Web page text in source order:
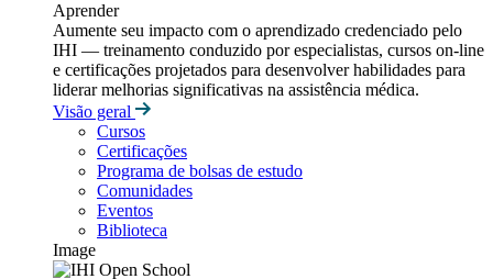
Aprender
Aumente seu impacto com o aprendizado credenciado pelo
IHI — treinamento conduzido por especialistas, cursos on-line
e certificações projetados para desenvolver habilidades para
liderar melhorias significativas na assistência médica.
Visão geral
Cursos
Certificações
Programa de bolsas de estudo
Comunidades
Eventos
Biblioteca
Image